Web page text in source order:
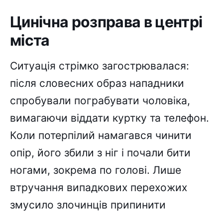
Цинічна розправа в центрі
міста
Ситуація стрімко загострювалася:
після словесних образ нападники
спробували пограбувати чоловіка,
вимагаючи віддати куртку та телефон.
Коли потерпілий намагався чинити
опір, його збили з ніг і почали бити
ногами, зокрема по голові. Лише
втручання випадкових перехожих
змусило злочинців припинити